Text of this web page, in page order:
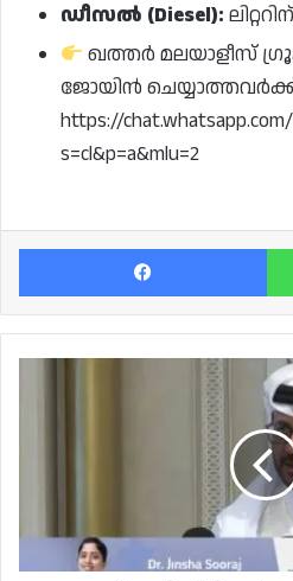
ഡീസൽ (Diesel):
ഖത്തർ മലയാളീസ്
ജോയിൻ
https://chat.whatsapp.com/
s=cl&p=a&mlu=2
ഖത്തർ
വിദേശകാര്യ